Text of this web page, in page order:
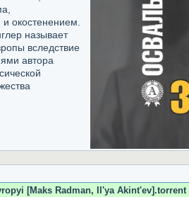
окостенением.
называет
вследствие
автора
[Maks Radman, Il'ya Akint'ev].torrent